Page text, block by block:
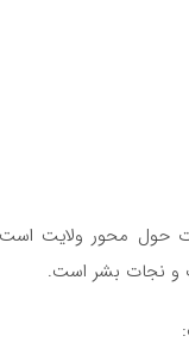
محور ولایت است.
و نجات بشر است.